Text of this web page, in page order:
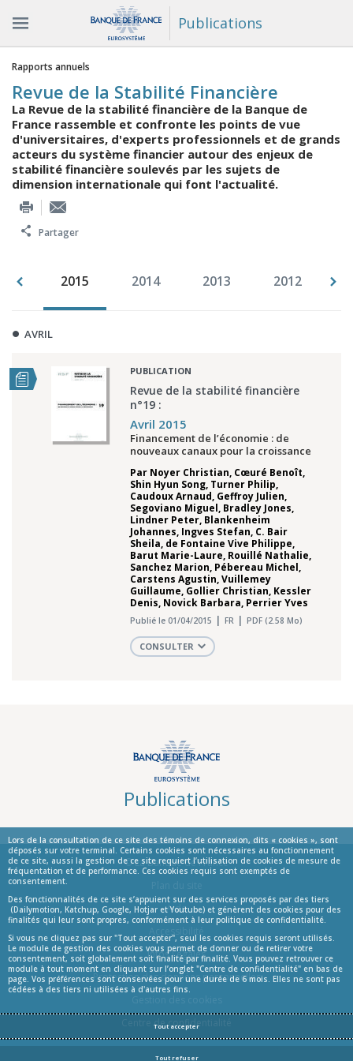
Lors de la consultation de ce site des témoins de connexion, dits « cookies », sont
déposés sur votre terminal. Certains cookies sont nécessaires au fonctionnement
de ce site, aussi la gestion de ce site requiert l’utilisation de cookies de mesure de
fréquentation et de performance. Ces cookies requis sont exemptés de
consentement.
Des fonctionnalités de ce site s’appuient sur des services proposés par des tiers
(Dailymotion, Katchup, Google, Hotjar et Youtube) et génèrent des cookies pour des
finalités qui leur sont propres, conformément à leur politique de confidentialité.
Si vous ne cliquez pas sur "Tout accepter", seul les cookies requis seront utilisés.
Le module de gestion des cookies vous permet de donner ou de retirer votre
consentement, soit globalement soit finalité par finalité. Vous pouvez retrouver ce
module à tout moment en cliquant sur l’onglet "Centre de confidentialité" en bas de
page. Vos préférences sont conservées pour une durée de 6 mois. Elles ne sont pas
cédées à des tiers ni utilisées à d'autres fins.
Tout accepter
Tout refuser
Publications
Vous êtes ici
Rapports annuels
Revue de la Stabilité Financière
La Revue de la stabilité financière de la Banque de
France rassemble et confronte les points de vue
d'universitaires, d'experts professionnels et de grands
acteurs du système financier autour des enjeux de
stabilité financière soulevés par les sujets de
dimension internationale qui font l'actualité.
Partager
2015 2014 2013 2012
AVRIL
PUBLICATION
Revue de la stabilité financière
n°19 :
Avril 2015
Financement de l’économie : de
nouveaux canaux pour la croissance
Par Noyer Christian, Cœuré Benoît,
Shin Hyun Song, Turner Philip,
Caudoux Arnaud, Geffroy Julien,
Segoviano Miguel, Bradley Jones,
Lindner Peter, Blankenheim
Johannes, Ingves Stefan, C. Bair
Sheila, de Fontaine Vive Philippe,
Barut Marie-Laure, Rouillé Nathalie,
Sanchez Marion, Pébereau Michel,
Carstens Agustin,Vuillemey
Guillaume, Gollier Christian, Kessler
Denis, Novick Barbara, Perrier Yves
Publié le 01/04/2015 FR PDF (2.58 Mo)
CONSULTER
Publications
© La Banque de France
Informations
Aide
Infos Légales
Protection des données personnelles
Centre de confidentialité